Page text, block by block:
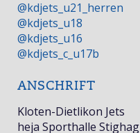
@kdjets_u21_herren
@kdjets_u18
@kdjets_u16
@kdjets_c_u17b
ANSCHRIFT
Kloten-Dietlikon Jets
heja Sporthalle Stighag